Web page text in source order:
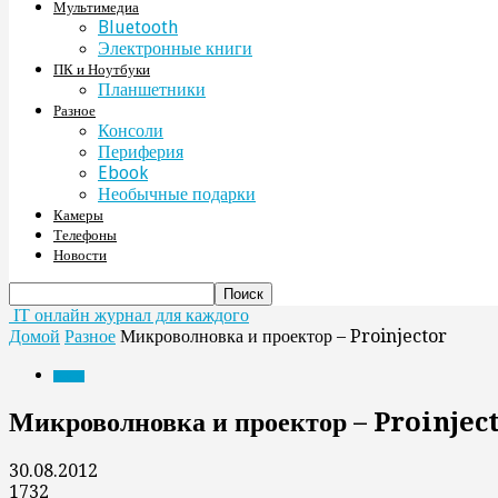
Мультимедиа
Bluetooth
Электронные книги
ПК и Ноутбуки
Планшетники
Разное
Консоли
Периферия
Ebook
Необычные подарки
Камеры
Телефоны
Новости
IT онлайн журнал для каждого
Домой Разное Микроволновка и проектор – Proinjector
Микроволновка и проектор –
30.08.2012
1732